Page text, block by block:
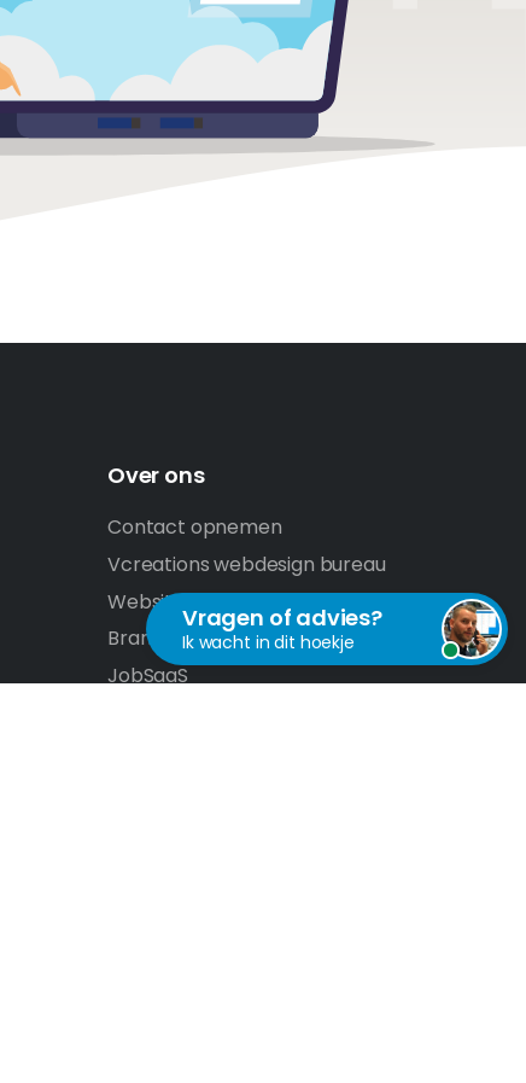
Over ons
Contact opnemen
Vcreations webdesign bureau
Website laten maken
Branches
JobSaaS
Vragen of advies?
Ik wacht in dit hoekje